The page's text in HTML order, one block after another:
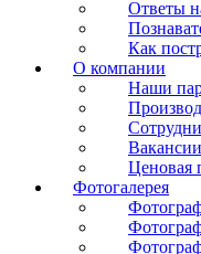
Ответы
Как
О компании
Наши
Вакансии
Ценовая
Фотогалерея